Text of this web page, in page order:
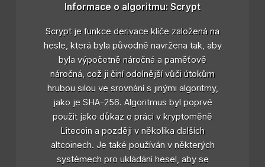
Informace o algoritmu: Scrypt
Scrypt je funkce derivace klíče založená na
hesle, která byla původně navržena tak, aby
byla výpočetně náročná a paměťově
náročná, což ji činí odolnější vůči útokům
hrubou silou ve srovnání s jinými algoritmy,
jako je SHA-256. Algoritmus byl poprvé
použit jako důkaz o práci v kryptoměně
Litecoin a později v několika dalších
altcoinech. Je také používán v některých
systémech pro ukládání hesel, aby se